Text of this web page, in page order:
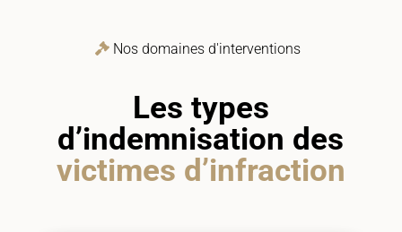
Nos domaines d'interventions
Les types
d’indemnisation des
victimes d’infraction